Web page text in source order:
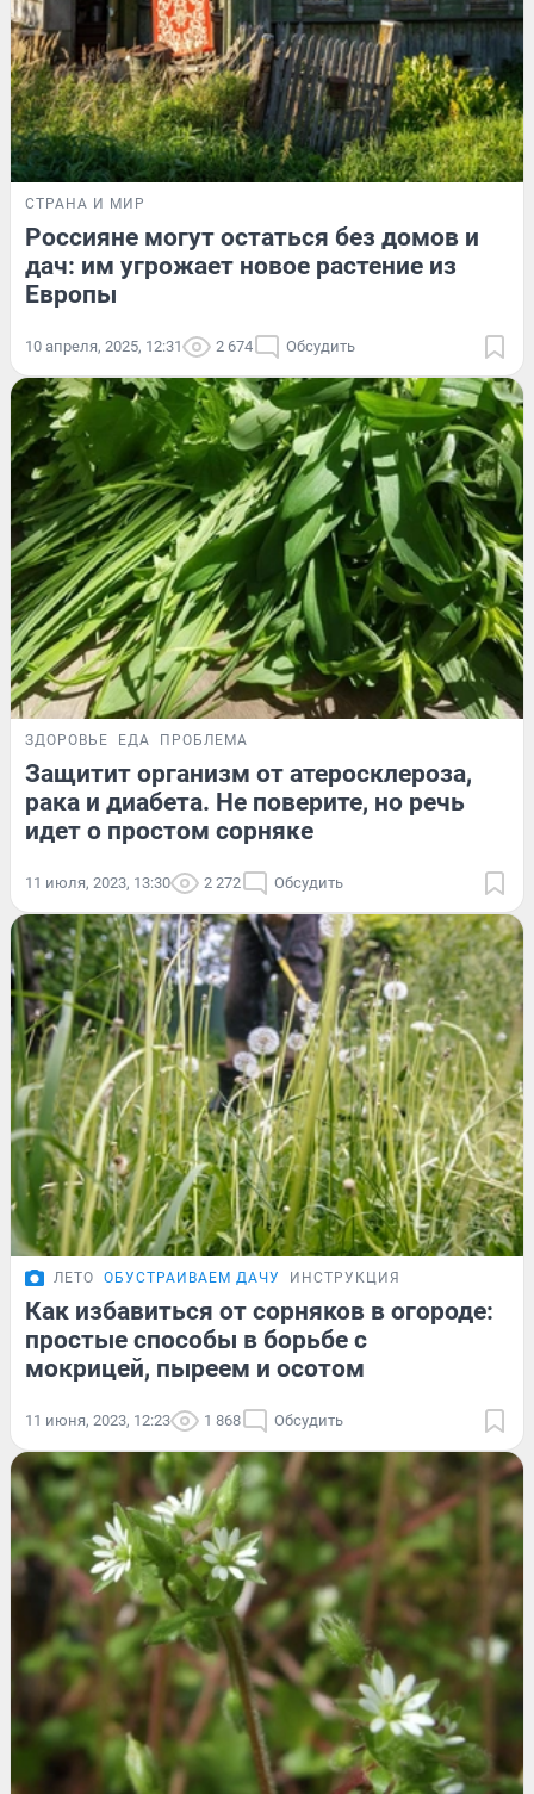
СТРАНА И МИР
Россияне могут остаться без домов и
дач: им угрожает новое растение из
Европы
10 апреля, 2025, 12:31 2 674 Обсудить
ЗДОРОВЬЕ ЕДА ПРОБЛЕМА
Защитит организм от атеросклероза,
рака и диабета. Не поверите, но речь
идет о простом сорняке
11 июля, 2023, 13:30 2 272 Обсудить
ЛЕТО ОБУСТРАИВАЕМ ДАЧУ ИНСТРУКЦИЯ
Как избавиться от сорняков в огороде:
простые способы в борьбе с
мокрицей, пыреем и осотом
11 июня, 2023, 12:23 1 868 Обсудить